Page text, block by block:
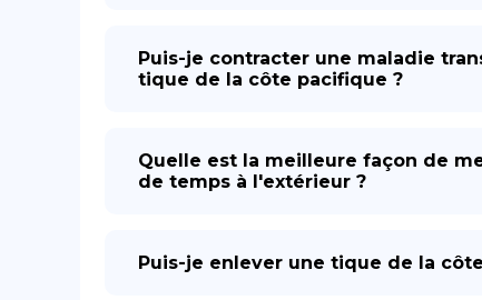
Puis-je contracter une maladie
tique de la côte pacifique ?
Quelle est la meilleure façon de
de temps à l'extérieur ?
Puis-je enlever une tique de la